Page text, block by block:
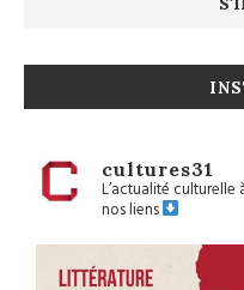
cultures31
L’actualité
nos liens